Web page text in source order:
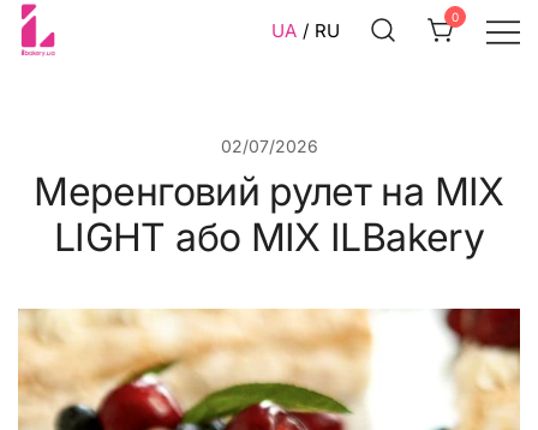
Перейти
до
0
02/07/2026
Меренговий рулет на MIX
LIGHT або MIX ILBakery
UA RU